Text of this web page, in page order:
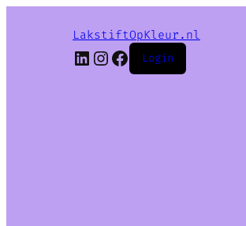
LakstiftOpKleur.nl
LinkedIn
Instagram
Facebook
Login